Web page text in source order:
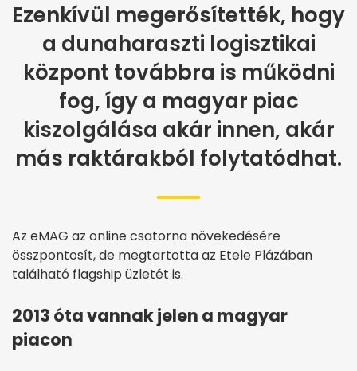
Ezenkívül megerősítették, hogy
a dunaharaszti logisztikai
központ továbbra is működni
fog, így a magyar piac
kiszolgálása akár innen, akár
más raktárakból folytatódhat.
Az eMAG az online csatorna növekedésére
összpontosít, de megtartotta az Etele Plázában
található flagship üzletét is.
2013 óta vannak jelen a magyar
piacon